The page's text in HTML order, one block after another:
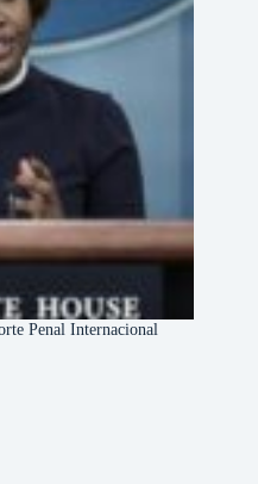
Penal Internacional